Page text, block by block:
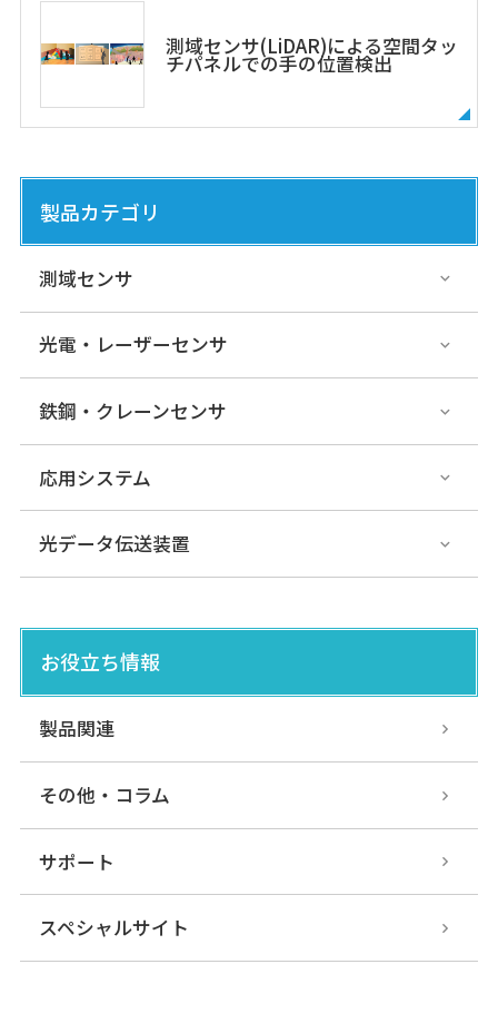
測域センサ(LiDAR)による空間タッ
チパネルでの手の位置検出
製品カテゴリ
測域センサ
光電・レーザーセンサ
鉄鋼・クレーンセンサ
応用システム
光データ伝送装置
お役立ち情報
製品関連
その他・コラム
サポート
スペシャルサイト